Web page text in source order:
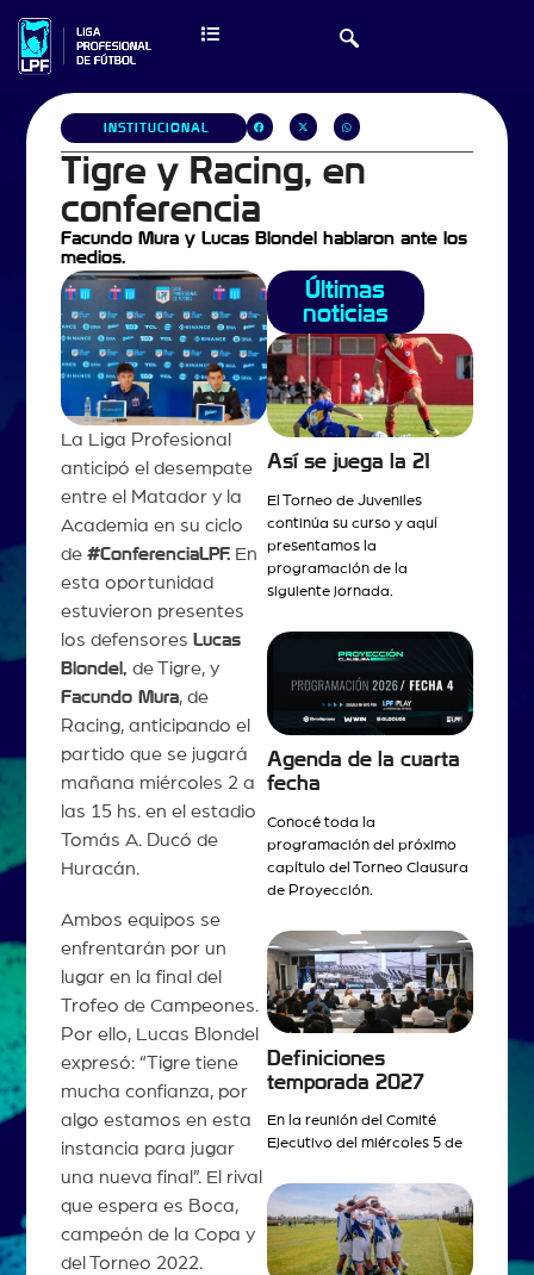
INSTITUCIONAL
Tigre y Racing, en
conferencia
Facundo Mura y Lucas Blondel hablaron ante los
medios.
La Liga Profesional
anticipó el desempate
entre el Matador y la
Academia en su ciclo
de #ConferenciaLPF.En
esta oportunidad
estuvieron presentes
los defensores Lucas
Blondel, de Tigre, y
Facundo Mura, de
Racing, anticipando el
partido que se jugará
mañana miércoles 2 a
las 15 hs. en el estadio
Tomás A. Ducó de
Huracán.
Ambos equipos se
enfrentarán por un
lugar en la final del
Trofeo de Campeones.
Por ello, Lucas Blondel
expresó: “Tigre tiene
mucha confianza, por
algo estamos en esta
instancia para jugar
una nueva final”. El rival
que espera es Boca,
campeón de la Copa y
del Torneo 2022.
Últimas
noticias
Así se juega la 21
El Torneo de Juveniles
continúa su curso y aquí
presentamos la
programación de la
siguiente jornada.
Agenda de la cuarta
fecha
Conocé toda la
programación del próximo
capítulo del Torneo Clausura
de Proyección.
Definiciones
temporada 2027
En la reunión del Comité
Ejecutivo del miércoles 5 de